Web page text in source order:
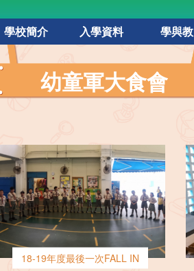
學校簡介 入學資料 學與教
幼童軍大食會
18-19年度最後一次FALL IN